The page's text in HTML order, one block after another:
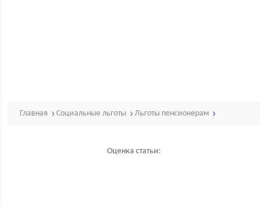
Главная Социальные льготы Льготы пенсионерам
Оценка статьи: